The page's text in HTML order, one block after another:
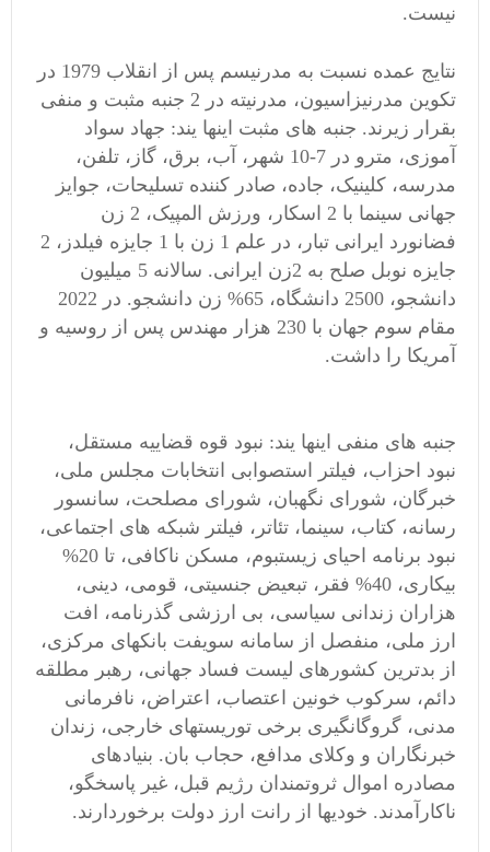
نیست.
نتایج عمده نسبت به مدرنیسم پس از انقلاب 1979 در
تکوین مدرنیزاسیون، مدرنیته در 2 جنبه مثبت و منفی
بقرار زیرند. جنبه های مثبت اینها یند: جهاد سواد
آموزی، مترو در 7-10 شهر، آب، برق، گاز، تلفن،
مدرسه، کلینیک، جاده، صادر کننده تسلیحات، جوایز
جهانی سینما با 2 اسکار، ورزش المپیک، 2 زن
فضانورد ایرانی تبار، در علم 1 زن با 1 جایزه فیلدز، 2
جایزه نوبل صلح به 2زن ایرانی. سالانه 5 میلیون
دانشجو، 2500 دانشگاه، 65% زن دانشجو. در 2022
مقام سوم جهان با 230 هزار مهندس پس از روسیه و
آمریکا را داشت.
جنبه های منفی اینها یند: نبود قوه قضاییه مستقل،
نبود احزاب، فیلتر استصوابی انتخابات مجلس ملی،
خبرگان، شورای نگهبان، شورای مصلحت، سانسور
رسانه، کتاب، سینما، تئاتر، فیلتر شبکه های اجتماعی،
نبود برنامه احیای زیستبوم، مسکن ناکافی، تا 20%
بیکاری، 40% فقر، تبعیض جنسیتی، قومی، دینی،
هزاران زندانی سیاسی، بی ارزشی گذرنامه، افت
ارز ملی، منفصل از سامانه سویفت بانکهای مرکزی،
از بدترین کشورهای لیست فساد جهانی، رهبر مطلقه
دائم، سرکوب خونین اعتصاب، اعتراض، نافرمانی
مدنی، گروگانگیری برخی توریستهای خارجی، زندان
خبرنگاران و وکلای مدافع، حجاب بان. بنیادهای
مصادره اموال ثروتمندان رژیم قبل، غیر پاسخگو،
ناکارآمدند. خودیها از رانت ارز دولت برخوردارند.